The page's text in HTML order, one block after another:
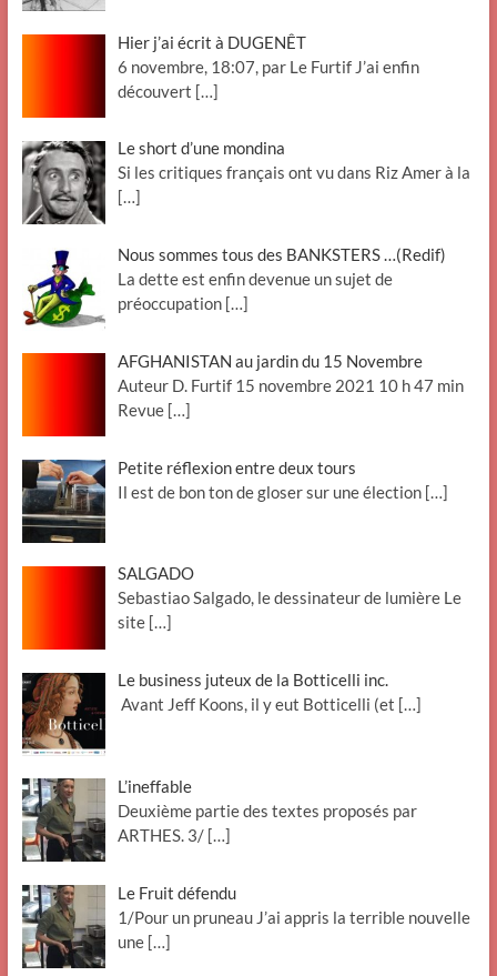
Hier j’ai écrit à DUGENÊT
6 novembre, 18:07, par Le Furtif J’ai enfin
découvert […]
Le short d’une mondina
Si les critiques français ont vu dans Riz Amer à la
[…]
Nous sommes tous des BANKSTERS …(Redif)
La dette est enfin devenue un sujet de
préoccupation […]
AFGHANISTAN au jardin du 15 Novembre
Auteur D. Furtif 15 novembre 2021 10 h 47 min
Revue […]
Petite réflexion entre deux tours
Il est de bon ton de gloser sur une élection […]
SALGADO
Sebastiao Salgado, le dessinateur de lumière Le
site […]
Le business juteux de la Botticelli inc.
Avant Jeff Koons, il y eut Botticelli (et […]
L’ineffable
Deuxième partie des textes proposés par
ARTHES. 3/ […]
Le Fruit défendu
1/Pour un pruneau J’ai appris la terrible nouvelle
une […]